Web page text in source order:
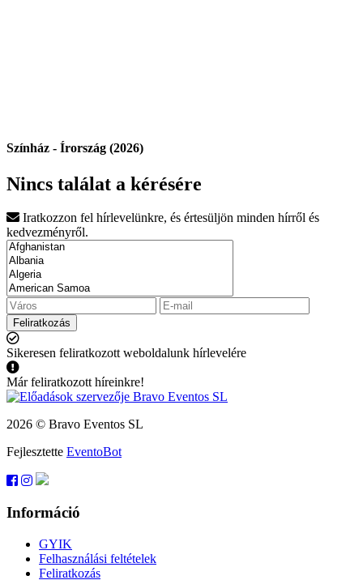
Színház - Írország (2026)
Nincs találat a kérésére
Iratkozzon fel hírlevelünkre, és értesüljön minden hírről és
kedvezményről.
Feliratkozás
Sikeresen feliratkozott weboldalunk hírlevelére
Már feliratkozott híreinkre!
2026 © Bravo Eventos SL
Fejlesztette EventoBot
Információ
GYIK
Felhasználási feltételek
Feliratkozás